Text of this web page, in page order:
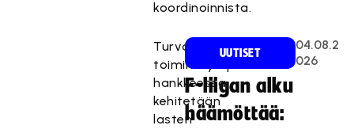
koordinoinnista.
Turvallisemman
toimintaympäristön
hankkeessa
kehitetään
lasten
UUTISET
04.08.2
026
F-liigan alku
häämöttää: